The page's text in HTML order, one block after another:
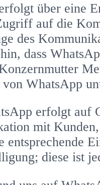
über eine
auf die
des
dass
WhatsApp
erfolgt auf
mit
entsprechende
diese ist